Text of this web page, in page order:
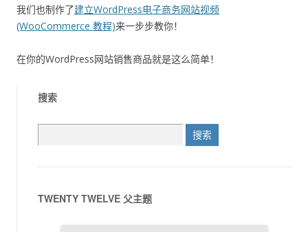
子
书)
量
我们也制作了建立WordPress电子商务网站视频
(WooCommerce 教程)来一步步教你！
在你的WordPress网站销售商品就是这么简单！
搜索
索：
TWENTY TWELVE 父主题